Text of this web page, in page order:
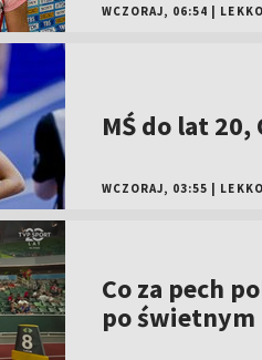
WCZORAJ, 06:54
MŚ do lat 20,
WCZORAJ, 03:55
Co za pech
po świetnym